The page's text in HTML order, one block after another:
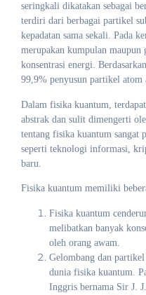
seringkali dikatakan sebagai
terdiri dari berbagai partikel
kepadatan sama sekali. Pada
merupakan kumpulan maupun
konsentrasi energi.
99,9% penyusun partikel atom
Dalam fisika kuantum,
abstrak dan sulit dimengerti
tentang fisika kuantum sangat
seperti teknologi informasi,
baru.
Fisika kuantum memiliki
Fisika kuantum
melibatkan banyak
oleh orang awam.
Gelombang dan
dunia fisika kuantum.
Inggris bernama Sir J.